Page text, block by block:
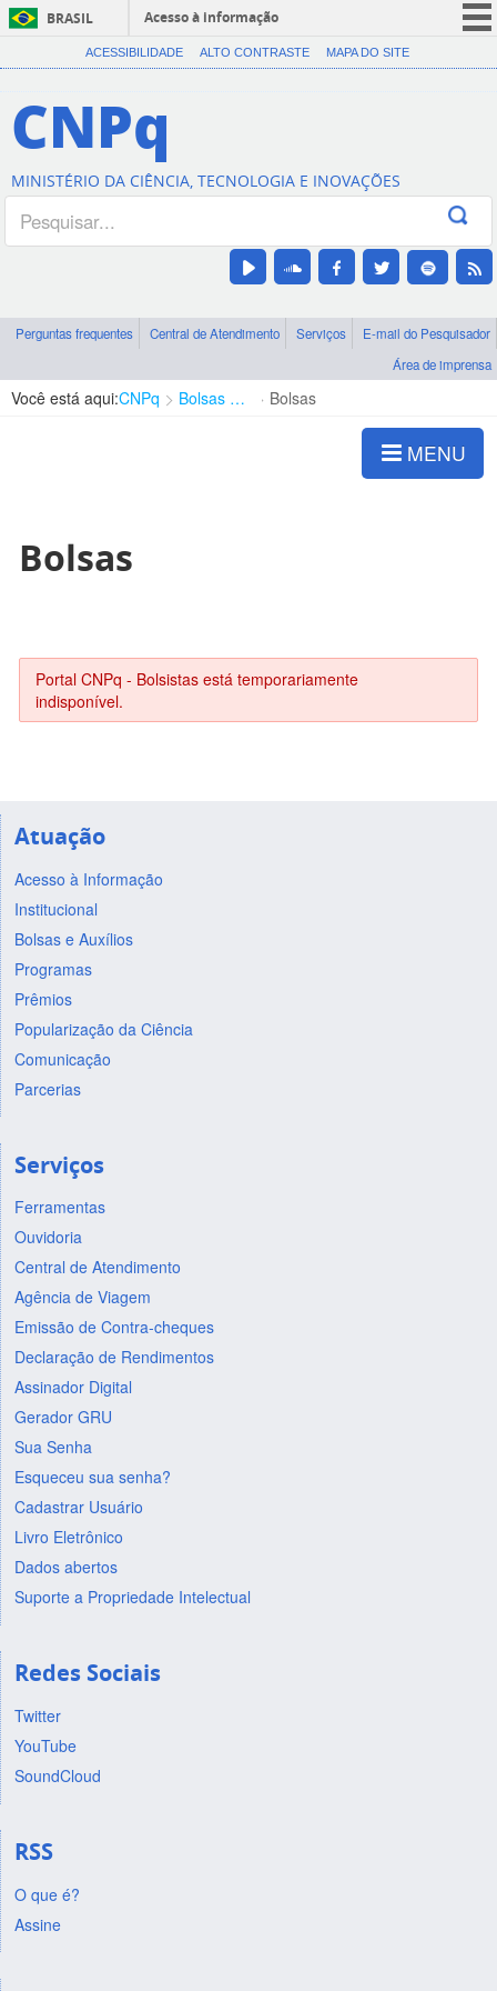
BRASIL
Acesso à informação
CORONAVÍRUS (COVID-19)
Canais
ACESSIBILIDADE ALTO CONTRASTE MAPA DO SITE
CNPq
MINISTÉRIO DA CIÊNCIA, TECNOLOGIA E INOVAÇÕES
Perguntas frequentes Central de Atendimento Serviços
E-mail do Pesquisador
Área de imprensa
Você está aqui:CNPq Bolsas e Auxílios Vigentes Bolsas
MENU
Bolsas
Portal CNPq - Bolsistas está temporariamente
indisponível.
Atuação
Acesso à Informação
Institucional
Bolsas e Auxílios
Programas
Prêmios
Popularização da Ciência
Comunicação
Parcerias
Serviços
Ferramentas
Ouvidoria
Central de Atendimento
Agência de Viagem
Emissão de Contra-cheques
Declaração de Rendimentos
Assinador Digital
Gerador GRU
Sua Senha
Esqueceu sua senha?
Cadastrar Usuário
Livro Eletrônico
Dados abertos
Suporte a Propriedade Intelectual
Redes Sociais
Twitter
YouTube
SoundCloud
RSS
O que é?
Assine